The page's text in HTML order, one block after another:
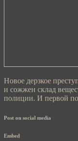
Новое дерзкое
и сожжен склад
полиции. И первой
Post on social media
Embed